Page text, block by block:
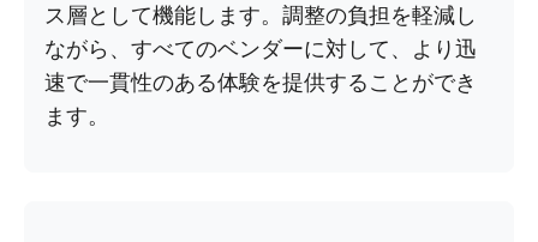
ス層として機能します。調整の負担を軽減し
ながら、すべてのベンダーに対して、より迅
速で一貫性のある体験を提供することができ
ます。